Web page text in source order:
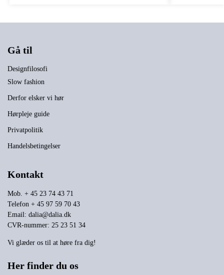
Gå til
Designfilosofi
Slow fashion
Derfor elsker vi hør
Hørpleje guide
Privatpolitik
Handelsbetingelser
Kontakt
Mob. + 45 23 74 43 71
Telefon + 45 97 59 70 43
Email: dalia@dalia.dk
CVR-nummer: 25 23 51 34
Vi glæder os til at høre fra dig!
Her finder du os